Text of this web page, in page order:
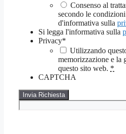
Consenso al
secondo le
d'informativa sulla
Si legga l'informativa sulla
Privacy*
Utilizzando
memorizzazione e la
questo sito web. *
CAPTCHA